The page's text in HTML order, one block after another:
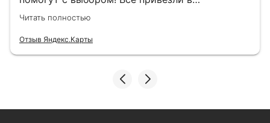
назначенный день!
Читать полностью
Отзыв Яндекс.Карты